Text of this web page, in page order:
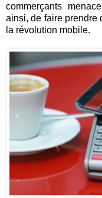
commerçants
ainsi, de faire prendre
la révolution mobile.